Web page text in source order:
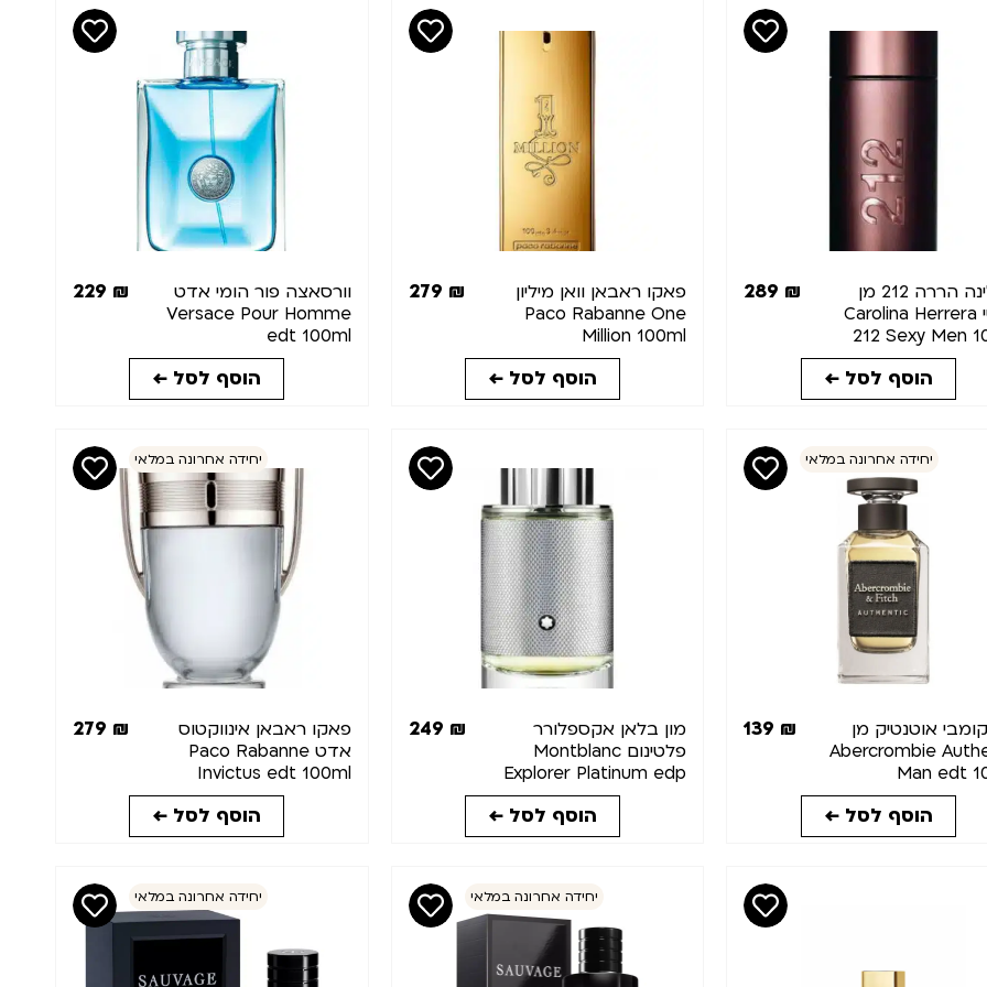
קרולינה הררה 212 מן
סקסי Carolina Herrera
212 Sexy Men
289 ₪
הוסף לסל ←
פאקו ראבאן וואן מיליון
Paco Rabanne One
Million 100ml
279 ₪
הוסף לסל ←
וורסאצה פור הומי אדט
Versace Pour Homme
edt 100ml
229 ₪
הוסף לסל ←
יחידה אחרונה במלאי
אוטנטיק מן
Abercrombie
Man edt
139 ₪
הוסף לסל ←
מון בלאן אקספלורר
פלטינום Montblanc
Explorer Platinum edp
249 ₪
הוסף לסל ←
יחידה אחרונה במלאי
פאקו ראבאן אינווקטוס
אדט Paco Rabanne
Invictus edt 100ml
279 ₪
הוסף לסל ←
יחידה אחרונה במלאי יחידה אחרונה במלאי